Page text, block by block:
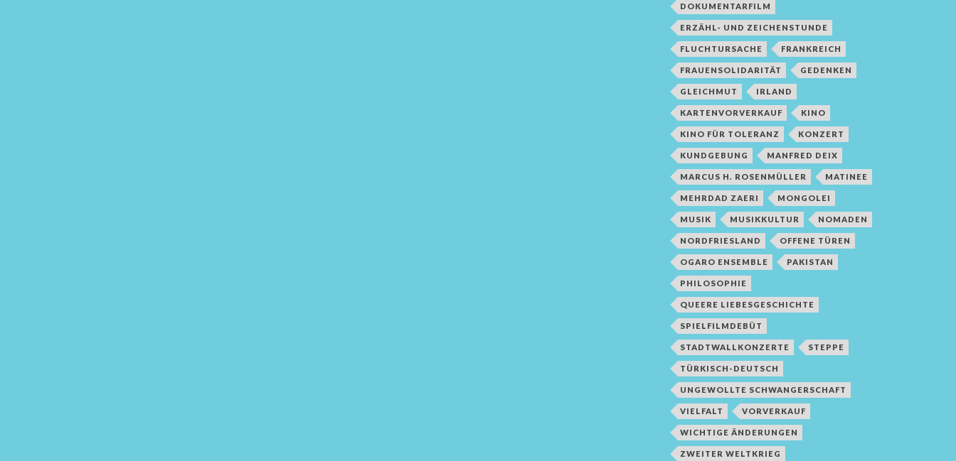
DOKUMENTARFILM
ERZÄHL- UND ZEICHENSTUNDE
FLUCHTURSACHE FRANKREICH
FRAUENSOLIDARITÄT GEDENKEN
GLEICHMUT IRLAND
KARTENVORVERKAUF KINO
KINO FÜR TOLERANZ KONZERT
KUNDGEBUNG MANFRED DEIX
MARCUS H. ROSENMÜLLER MATINEE
MEHRDAD ZAERI MONGOLEI
MUSIK MUSIKKULTUR NOMADEN
NORDFRIESLAND OFFENE TÜREN
OGARO ENSEMBLE PAKISTAN
PHILOSOPHIE
QUEERE LIEBESGESCHICHTE
SPIELFILMDEBÜT
STADTWALLKONZERTE STEPPE
TÜRKISCH-DEUTSCH
UNGEWOLLTE SCHWANGERSCHAFT
VIELFALT VORVERKAUF
WICHTIGE ÄNDERUNGEN
ZWEITER WELTKRIEG